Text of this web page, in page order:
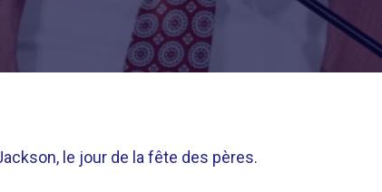
le jour de la fête des pères.